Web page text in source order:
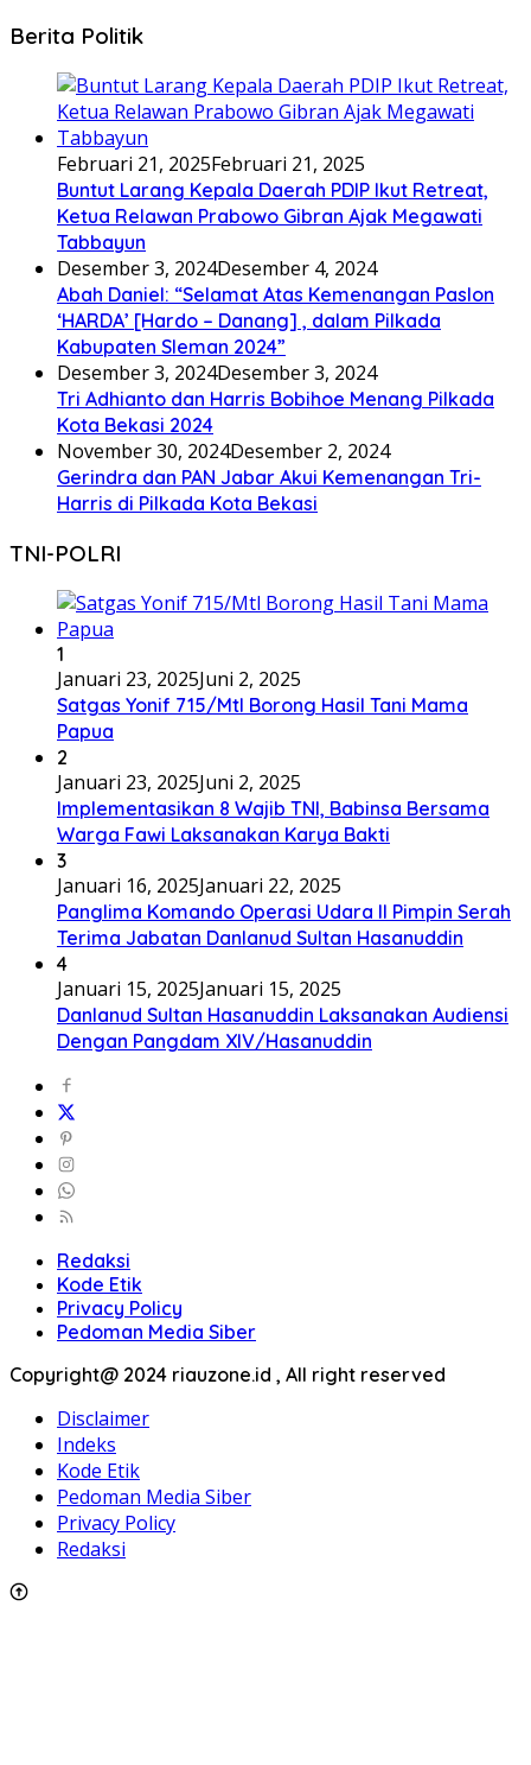
Berita Politik
Februari 21, 2025Februari 21, 2025
Buntut Larang Kepala Daerah PDIP Ikut Retreat,
Ketua Relawan Prabowo Gibran Ajak Megawati
Tabbayun
Desember 3, 2024Desember 4, 2024
Abah Daniel: “Selamat Atas Kemenangan Paslon
‘HARDA’ [Hardo – Danang] , dalam Pilkada
Kabupaten Sleman 2024”
Desember 3, 2024Desember 3, 2024
Tri Adhianto dan Harris Bobihoe Menang Pilkada
Kota Bekasi 2024
November 30, 2024Desember 2, 2024
Gerindra dan PAN Jabar Akui Kemenangan Tri-
Harris di Pilkada Kota Bekasi
TNI-POLRI
1
Januari 23, 2025Juni 2, 2025
Satgas Yonif 715/Mtl Borong Hasil Tani Mama
Papua
2
Januari 23, 2025Juni 2, 2025
Implementasikan 8 Wajib TNI, Babinsa Bersama
Warga Fawi Laksanakan Karya Bakti
3
Januari 16, 2025Januari 22, 2025
Panglima Komando Operasi Udara II Pimpin Serah
Terima Jabatan Danlanud Sultan Hasanuddin
4
Januari 15, 2025Januari 15, 2025
Danlanud Sultan Hasanuddin Laksanakan Audiensi
Dengan Pangdam XIV/Hasanuddin
Redaksi
Kode Etik
Privacy Policy
Pedoman Media Siber
Copyright@ 2024 riauzone.id , All right reserved
Disclaimer
Indeks
Kode Etik
Pedoman Media Siber
Privacy Policy
Redaksi